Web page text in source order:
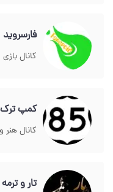
فارسروید
کانال بازی
کمپ
کانال
تار و ترمه